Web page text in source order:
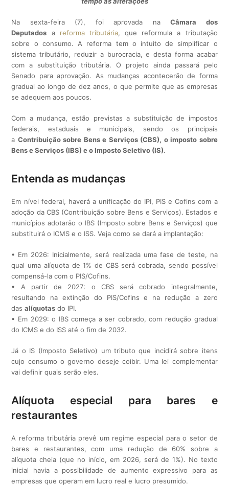
Na sexta-feira (7), foi aprovada naCâmara dos
Deputados a reforma tributária, que reformula a tributação
sobre o consumo. A reforma tem o intuito de simplificar o
sistema tributário, reduzir a burocracia, e desta forma acabar
com a substituição tributária. O projeto ainda passará pelo
Senado para aprovação. As mudanças acontecerão de forma
gradual ao longo de dez anos, o que permite que as empresas
se adequem aos poucos.
Com a mudança, estão previstas a substituição de impostos
federais, estaduais e municipais, sendo os principais
a Contribuição sobre Bens e Serviços (CBS), o imposto sobre
Bens e Serviços (IBS) e o Imposto Seletivo (IS).
Entenda as mudanças
Em nível federal, haverá a unificação do IPI, PIS e Cofins com a
adoção da CBS (Contribuição sobre Bens e Serviços). Estados e
municípios adotarão o IBS (Imposto sobre Bens e Serviços) que
substituirá o ICMS e o ISS. Veja como se dará a implantação:
• Em 2026: Inicialmente, será realizada uma fase de teste, na
qual uma alíquota de 1% de CBS será cobrada, sendo possível
compensá-la com o PIS/Cofins.
• A partir de 2027: o CBS será cobrado integralmente,
resultando na extinção do PIS/Cofins e na redução a zero
dasalíquotas do IPI.
• Em 2029: o IBS começa a ser cobrado, com redução gradual
do ICMS e do ISS até o fim de 2032.
Já o IS (Imposto Seletivo) um tributo que incidirá sobre itens
cujo consumo o governo deseje coibir. Uma lei complementar
vai definir quais serão eles.
Alíquota especial para bares e
restaurantes
A reforma tributária prevê um regime especial para o setor de
bares e restaurantes, com uma redução de 60% sobre a
alíquota cheia (que no início, em 2026, será de 1%). No texto
inicial havia a possibilidade de aumento expressivo para as
empresas que operam em lucro real e lucro presumido.